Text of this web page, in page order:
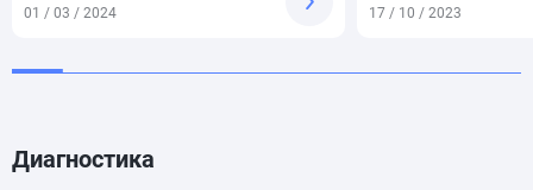
01 / 03 / 2024 17 / 10 / 2023
Диагностика